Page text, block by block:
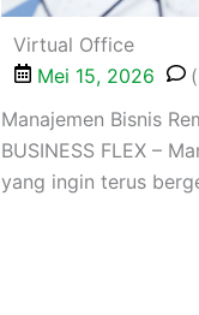
Virtual Office
Mei 15, 2026
(
Manajemen Bisnis
BUSINESS FLEX –
yang ingin terus